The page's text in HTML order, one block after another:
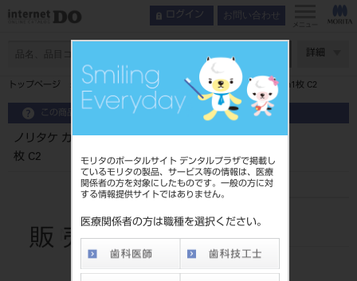
モリタのポータルサイト デンタルプラザで掲載し
ているモリタの製品、サービス等の情報は、医療
関係者の方を対象にしたものです。一般の方に対
する情報提供サイトではありません。
医療関係者の方は職種を選択ください。
ログイン お問い合わせ
メニュー
詳細
トップページ ノリタケ カタナ ジルコニア ディスク HTML T14mm1枚 C2
この商品に関するお問い合わせ
ノリタケ カタナ ジルコニア ディスク HTML T14mm1
枚 C2
品目コード
202270610C2